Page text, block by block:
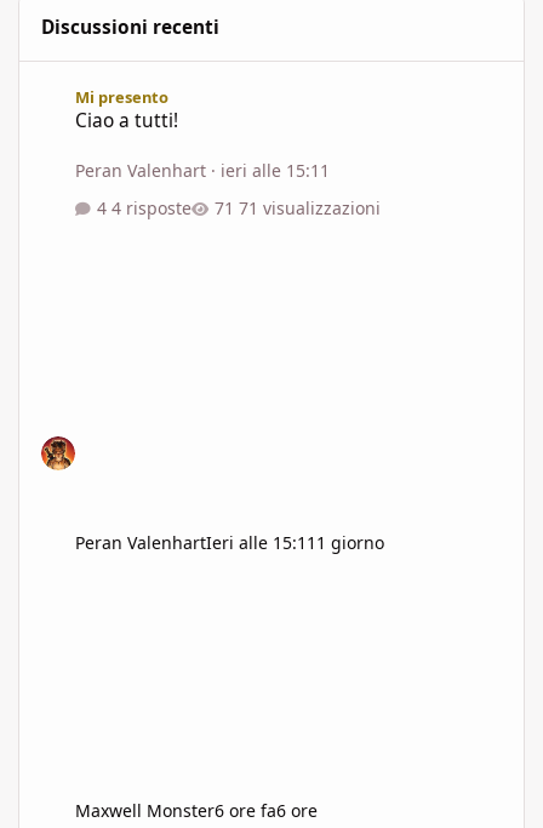
Discussioni recenti
Mi presento
Ciao a tutti!
Peran Valenhart · ieri alle 15:11
4 risposte
71 visualizzazioni
Peran ValenhartIeri alle 15:11 1 giorno
Maxwell Monster6 ore fa6 ore